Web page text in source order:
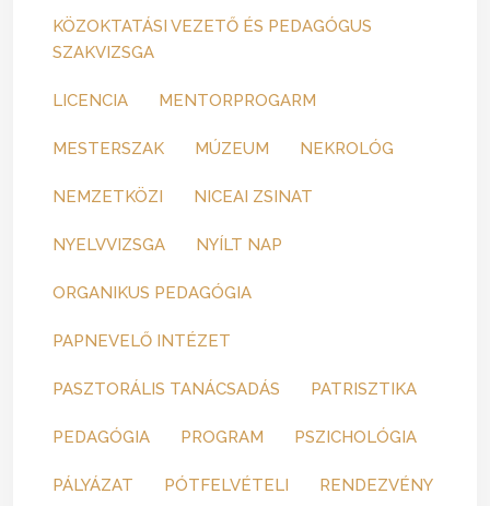
KÖZOKTATÁSI VEZETŐ ÉS PEDAGÓGUS
SZAKVIZSGA
LICENCIA MENTORPROGARM
MESTERSZAK MÚZEUM NEKROLÓG
NEMZETKÖZI NICEAI ZSINAT
NYELVVIZSGA NYÍLT NAP
ORGANIKUS PEDAGÓGIA
PAPNEVELŐ INTÉZET
PASZTORÁLIS TANÁCSADÁS PATRISZTIKA
PEDAGÓGIA PROGRAM PSZICHOLÓGIA
PÁLYÁZAT PÓTFELVÉTELI RENDEZVÉNY